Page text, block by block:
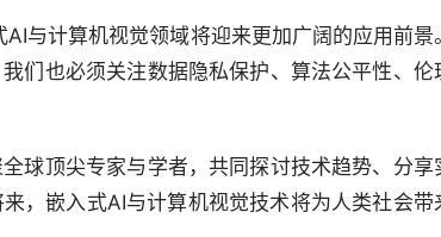
与计算机视觉领域将迎来更加广阔的应用前景。
们也必须关注数据隐私保护、算法公平性、伦
球顶尖专家与学者，共同探讨技术趋势、分享
，嵌入式AI与计算机视觉技术将为人类社会带